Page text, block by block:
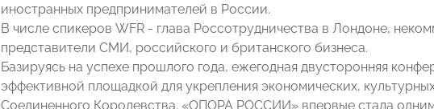
иностранных предпринимателей в России.
В числе спикеров WFR - глава Россотрудничества в Лондоне,
представители СМИ, российского и британского бизнеса.
Базируясь на успехе прошлого года, ежегодная двусторонняя
эффективной площадкой для укрепления экономических,
Соединенного Королевства. «ОПОРА РОССИИ» впервые стала